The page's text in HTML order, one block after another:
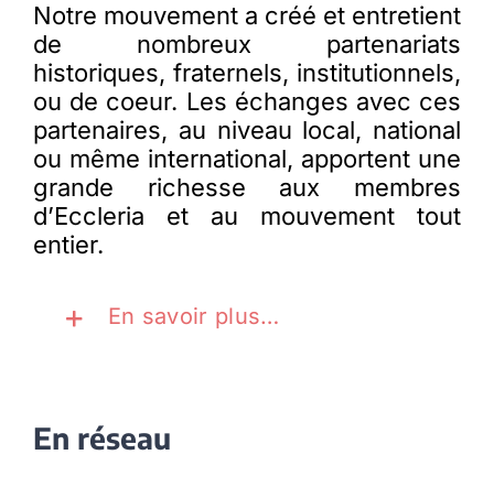
Notre mouvement a créé et entretient
de nombreux partenariats
historiques, fraternels, institutionnels,
ou de coeur. Les échanges avec ces
partenaires, au niveau local, national
ou même international, apportent une
grande richesse aux membres
d’Eccleria et au mouvement tout
entier.
En savoir plus…
En réseau